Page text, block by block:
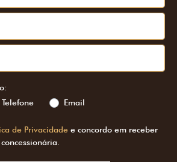
Telefone Email
de Privacidade e concordo em receber